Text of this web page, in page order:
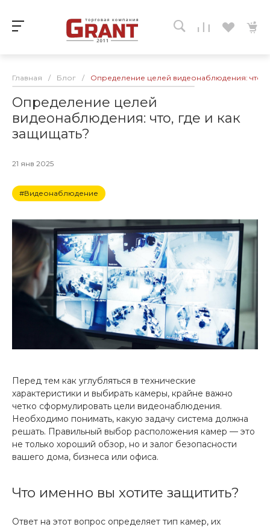
Главная / Блог / Определение целей видеонаблюдения: что,
Определение целей
видеонаблюдения: что, где и как
защищать?
21 янв 2025
#Видеонаблюдение
Перед тем как углубляться в технические
характеристики и выбирать камеры, крайне важно
четко сформулировать цели видеонаблюдения.
Необходимо понимать, какую задачу система должна
решать. Правильный выбор расположения камер — это
не только хороший обзор, но и залог безопасности
вашего дома, бизнеса или офиса.
Что именно вы хотите защитить?
Ответ на этот вопрос определяет тип камер, их